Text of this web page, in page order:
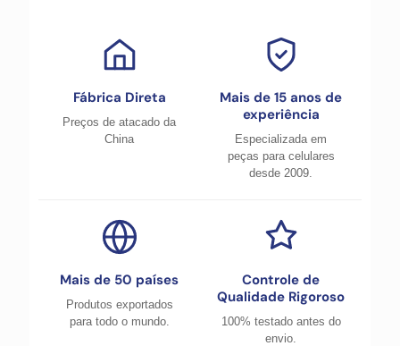
Fábrica Direta
Preços de atacado da
China
Mais de 15 anos de
experiência
Especializada em
peças para celulares
desde 2009.
Mais de 50 países
Produtos exportados
para todo o mundo.
Controle de
Qualidade Rigoroso
100% testado antes do
envio.